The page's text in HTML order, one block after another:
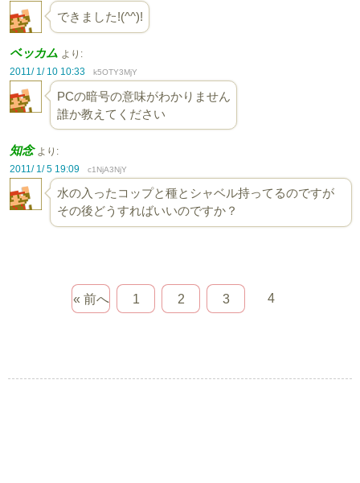
できました!(^^)!
ベッカム より:
2011/ 1/ 10 10:33
k5OTY3MjY
PCの暗号の意味がわかりません
誰か教えてください
知念 より:
2011/ 1/ 5 19:09
c1NjA3NjY
水の入ったコップと種とシャベル持ってるのですが
その後どうすればいいのですか？
« 前へ 1 2 3 4